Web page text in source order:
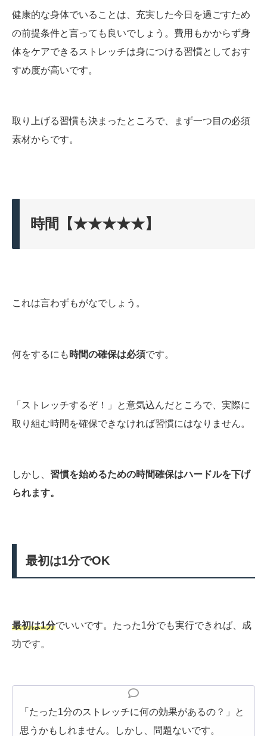
健康的な身体でいることは、充実した今日を過ごすため
の前提条件と言っても良いでしょう。費用もかからず身
体をケアできるストレッチは身につける習慣としておす
すめ度が高いです。
取り上げる習慣も決まったところで、まず一つ目の必須
素材からです。
時間【★★★★★】
これは言わずもがなでしょう。
何をするにも 時間の確保は必須です。
「ストレッチするぞ！」と意気込んだところで、実際に
取り組む時間を確保できなければ習慣にはなりません。
しかし、 習慣を始めるための時間確保はハードルを下げ
られます。
最初は1分でOK
最初は1分でいいです。たった1分でも実行できれば、成
功です。
「たった1分のストレッチに何の効果があるの？」と
思うかもしれません。しかし、問題ないです。